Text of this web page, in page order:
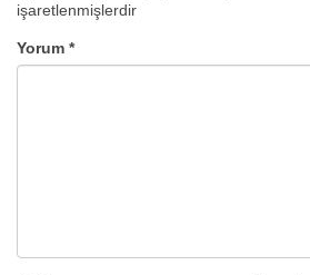
işaretlenmişlerdir
Yorum *